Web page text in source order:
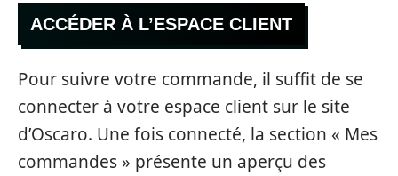
ACCÉDER À L’ESPACE CLIENT
Pour suivre votre commande, il suffit de se
connecter à votre espace client sur le site
d’Oscaro. Une fois connecté, la section « Mes
commandes » présente un aperçu des